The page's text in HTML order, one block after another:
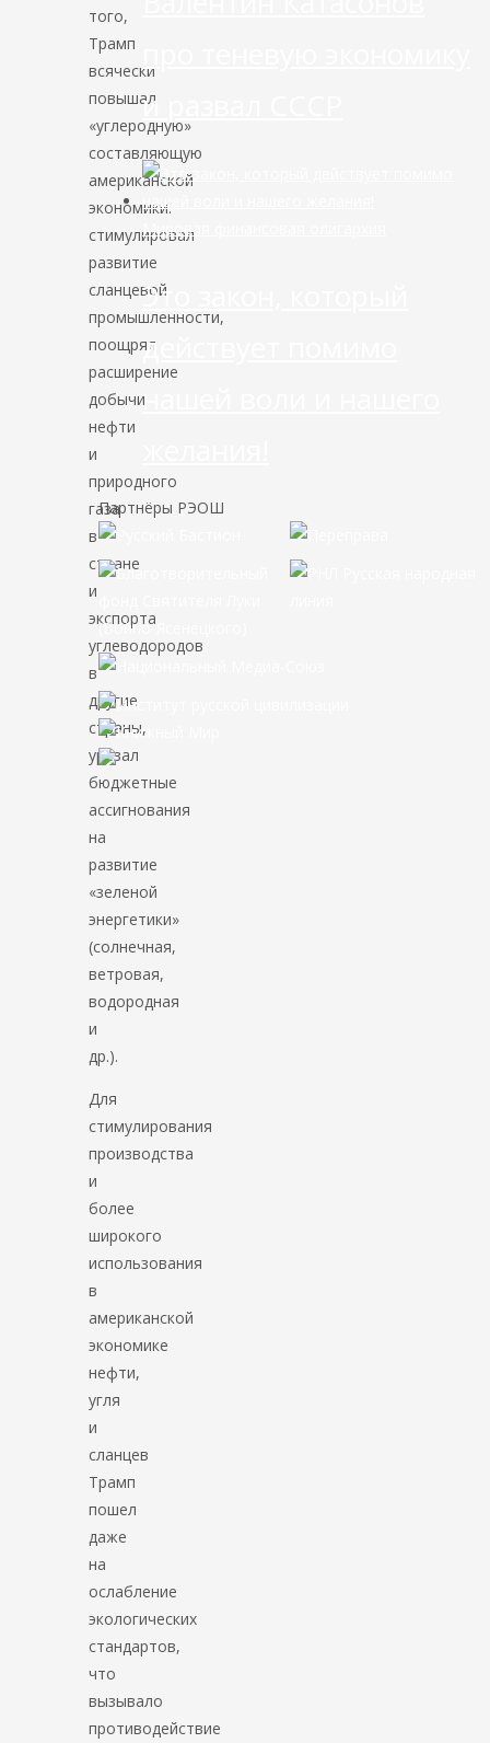
того,
Трамп
всячески
повышал
«углеродную»
составляющую
американской
экономики:
стимулировал
развитие
сланцевой
промышленности,
поощрял
расширение
добычи
нефти
и
природного
газа
в
стране
и
экспорта
углеводородов
в
другие
страны,
урезал
бюджетные
ассигнования
на
развитие
«зеленой
энергетики»
(солнечная,
ветровая,
водородная
и
др.).
Для
стимулирования
производства
и
более
широкого
использования
в
американской
экономике
нефти,
угля
и
сланцев
Трамп
пошел
даже
на
ослабление
экологических
стандартов,
что
вызывало
противодействие
и развал СССР
Мировая финансовая олигархия
Это закон, который
действует помимо
нашей воли и нашего
Партнёры РЭОШ